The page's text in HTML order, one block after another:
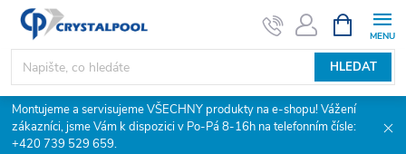
Přejít
obsah
HLEDAT
NÁKUPNÍ
KOŠÍK
Montujeme a servisujeme VŠECHNY produkty na e-shopu! Vážení
zákazníci, jsme Vám k dispozici v Po-Pá 8-16h na telefonním čísle:
+420 739 529 659.